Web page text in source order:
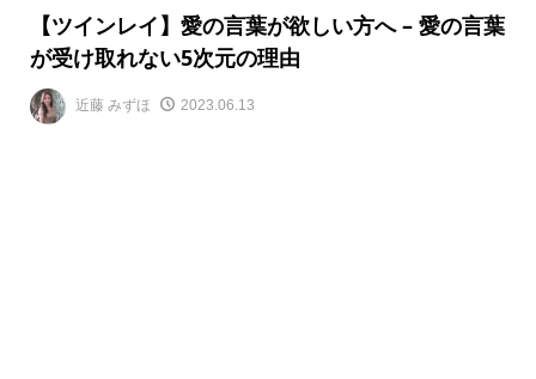
【ツインレイ】愛の言葉が欲しい方へ – 愛の言葉
が受け取れない5次元の理由
近藤 みずほ 2023.06.13